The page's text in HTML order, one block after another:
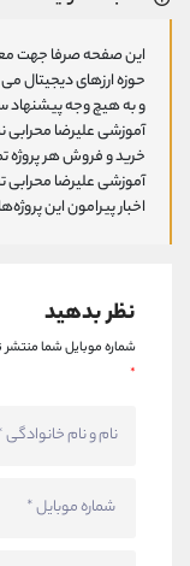
این صفحه صرفا جهت
حوزه ارزهای دیجیتال
و به هیچ وجه پیشنهاد
آموزشی علیرضا
خرید و فروش هر پروژه
آموزشی علیرضا
اخبار پیرامون این
نظر بدهید
شماره موبایل شما
*